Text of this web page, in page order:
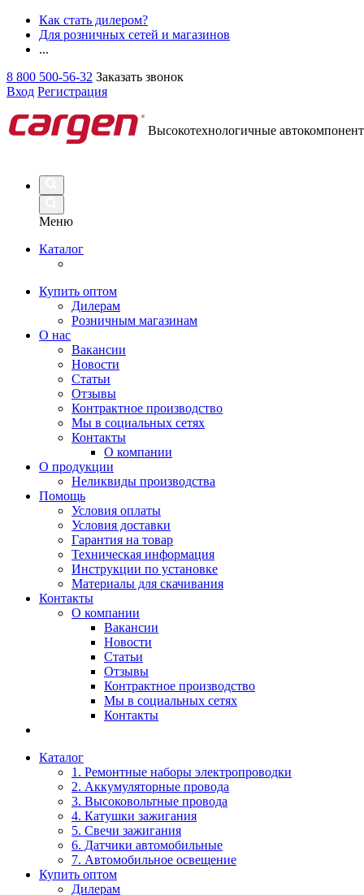
Как стать дилером?
Для розничных сетей и магазинов
...
8 800 500-56-32 Заказать звонок
Вход Регистрация
Высокотехнологичные
Меню
Каталог
Купить оптом
Дилерам
Розничным магазинам
О нас
Вакансии
Новости
Статьи
Отзывы
Контрактное производство
Мы в социальных сетях
Контакты
О компании
О продукции
Неликвиды производства
Помощь
Условия оплаты
Условия доставки
Гарантия на товар
Техническая информация
Инструкции по установке
Материалы для скачивания
Контакты
О компании
Вакансии
Новости
Статьи
Отзывы
Контрактное производство
Мы в социальных сетях
Контакты
Каталог
1. Ремонтные наборы электропроводки
2. Аккумуляторные провода
3. Высоковольтные провода
4. Катушки зажигания
5. Свечи зажигания
6. Датчики автомобильные
7. Автомобильное освещение
Купить оптом
Дилерам